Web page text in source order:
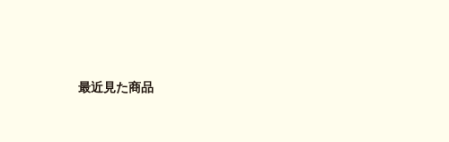
最近見た商品